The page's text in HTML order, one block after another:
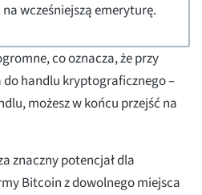
wcześniejszą emeryturę.
co oznacza, że przy
handlu kryptograficznego –
możesz w końcu przejść na
znaczny potencjał dla
Bitcoin z dowolnego miejsca